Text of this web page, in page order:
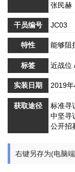
张民赫
干员编号 JC03
特性 能够阻
标签 近战位
实装日期 2019
获取途径
标准寻
中坚寻
公开招
右键另存为(电脑